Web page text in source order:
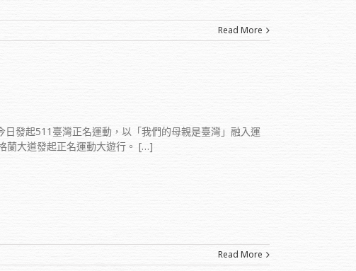
Read More
發起511臺灣正名運動，以「我們的母親是臺灣」融入運
蘭大道發起正名運動大遊行。 […]
Read More